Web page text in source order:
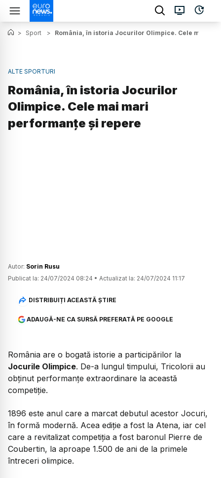
> Sport > România, în istoria Jocurilor Olimpice. Cele mai
ALTE SPORTURI
România, în istoria Jocurilor
Olimpice. Cele mai mari
performanțe și repere
Autor: Sorin Rusu
Publicat la: 24/07/2024 08:24 • Actualizat la: 24/07/2024 11:17
DISTRIBUIȚI ACEASTĂ ȘTIRE
ADAUGĂ-NE CA SURSĂ PREFERATĂ PE GOOGLE
România are o bogată istorie a participărilor la
Jocurile Olimpice. De-a lungul timpului, Tricolorii au
obținut performanțe extraordinare la această
competiție.
1896 este anul care a marcat debutul acestor Jocuri,
în formă modernă. Acea ediție a fost la Atena, iar cel
care a revitalizat competiția a fost baronul Pierre de
Coubertin, la aproape 1.500 de ani de la primele
întreceri olimpice.